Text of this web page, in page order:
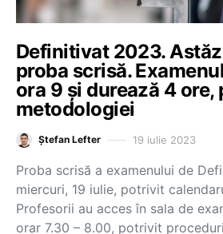
Definitivat 2023.
proba scrisă.
ora 9 și durează 4
metodologiei
Ștefan Lefter 19 iulie 2023
Proba scrisă a examenului de
miercuri, 19 iulie, potrivit
Profesorii au acces în sala de
orar 7.30 – 8.00, potrivit